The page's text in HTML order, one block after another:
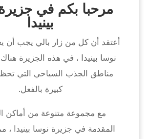
مرحبا بكم في
بينيدا
أعتقد أن كل من زار بالي يجب أن
نوسا بينيدا ، في هذه الجزيرة
مناطق الجذب السياحي التي
كبيرة بالفعل.
مع مجموعة متنوعة من أماكن
المقدمة في جزيرة نوسا بينيدا ،